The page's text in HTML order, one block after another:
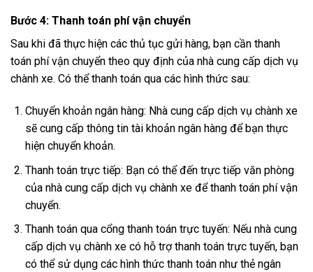
Bước 4: Thanh toán phí vận chuyển
Sau khi đã thực hiện các thủ tục gửi hàng, bạn cần thanh
toán phí vận chuyển theo quy định của nhà cung cấp dịch vụ
chành xe. Có thể thanh toán qua các hình thức sau:
Chuyển khoản ngân hàng: Nhà cung cấp dịch vụ chành xe
sẽ cung cấp thông tin tài khoản ngân hàng để bạn thực
hiện chuyển khoản.
Thanh toán trực tiếp: Bạn có thể đến trực tiếp văn phòng
của nhà cung cấp dịch vụ chành xe để thanh toán phí vận
chuyển.
Thanh toán qua cổng thanh toán trực tuyến: Nếu nhà cung
cấp dịch vụ chành xe có hỗ trợ thanh toán trực tuyến, bạn
có thể sử dụng các hình thức thanh toán như thẻ ngân